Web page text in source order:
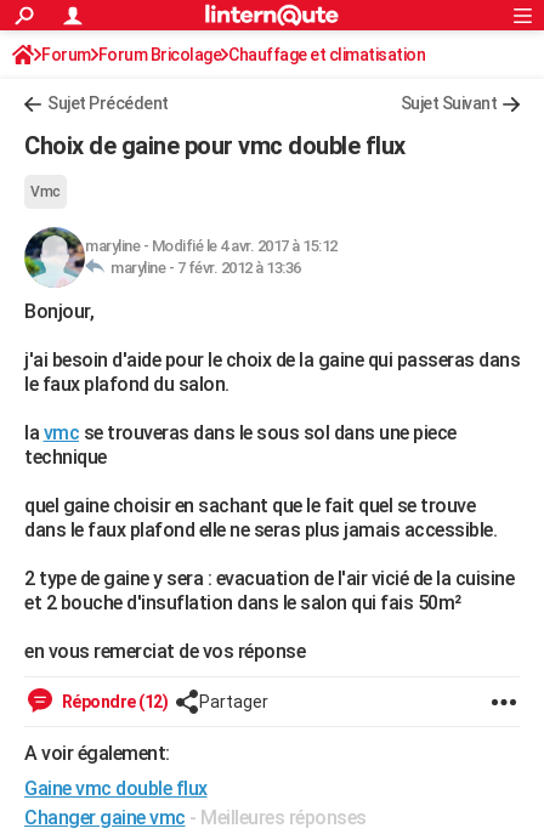
ACTUALITÉS
Politique
Société
Faits Divers
Education
Monde
Villes
+
AUTO
Essais
Réserver un essai
Citadines
Berlines
SUV
Forum auto
+HIGH-TECH
Mobiles
Meilleur smartphone
Internet
Ordinateurs
Jeux vidéo
Guide high-tech
+BRICOLAGE
Forum
Aménagement intérieur
Extérieur
Cuisine
Salle de bains
Jardinage
Rangement
WEEK-END
LIFESTYLE
Art de vivre
Bien-être
Loisirs
Mode
Modes de vie
Alimentation
Guide de la santé
Maladies
Médicaments
Sommeil
VOYAGE
Destinations
City break
Voyage nature
Voyage de noces
Forum
Climat
+PHOTO
Carte de Noël
Carte Bonne année
Carte Saint-Valentin
Carte Pâques
Carte d'anniversaire
DICTIONNAIRE
Dictionnaire
Biographies
Citations
Expressions
Proverbes
PROGRAMME TV
Rechercher
S'inscrire
Connexion
Forum Forum Bricolage Chauffage et climatisation
Sujet Précédent Sujet Suivant
Choix de gaine pour vmc double flux
Vmc
maryline- Modifié le 4 avr. 2017 à 15:12
maryline - 7 févr. 2012 à 13:36
Bonjour,
j'ai besoin d'aide pour le choix de la gaine qui passeras dans
le faux plafond du salon.
la vmc se trouveras dans le sous sol dans une piece
technique
quel gaine choisir en sachant que le fait quel se trouve
dans le faux plafond elle ne seras plus jamais accessible.
2 type de gaine y sera : evacuation de l'air vicié de la cuisine
et 2 bouche d'insuflation dans le salon qui fais 50m²
en vous remerciat de vos réponse
Répondre (12) Partager
A voir également:
Gaine vmc double flux
Changer gaine vmc - Meilleures réponses